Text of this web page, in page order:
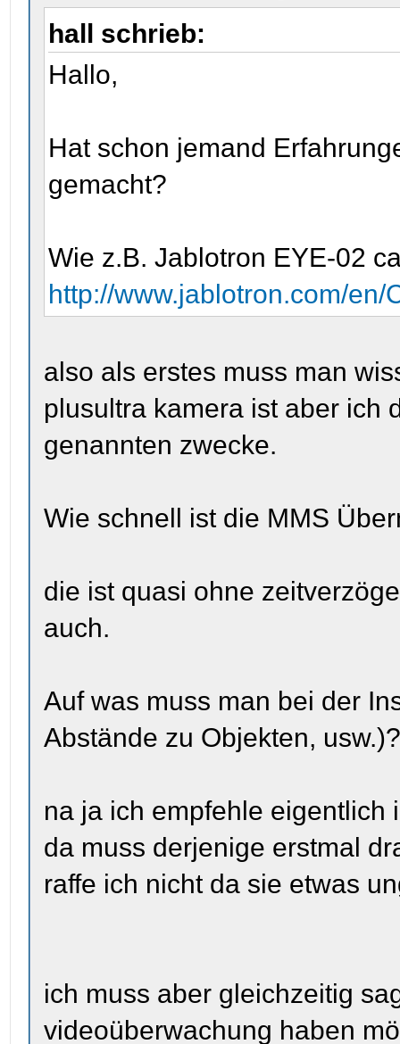
hall schrieb:
Hallo,
Hat schon jemand
gemacht?
Wie z.B. Jablotron EYE-02
http://www.jablotron.com/
also als erstes muss man
plusultra kamera ist aber ich
genannten zwecke.
Wie schnell ist die MMS
die ist quasi ohne
auch.
Auf was muss man bei der
Abstände zu Objekten,
na ja ich empfehle eigentlich
da muss derjenige erstmal
raffe ich nicht da sie etwas
ich muss aber gleichzeitig
videoüberwachung haben